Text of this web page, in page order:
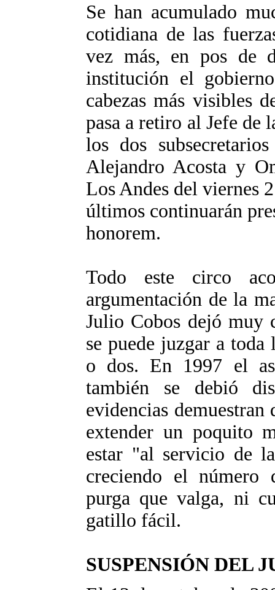
Se han acumulado
cotidiana de las
vez más, en pos de
institución el
cabezas más visibles
pasa a retiro al Jefe de
los dos
Alejandro Acosta y
Los Andes del viernes
últimos continuarán
honorem.
Todo este circo
argumentación de la
Julio Cobos dejó muy
se puede juzgar a
o dos. En 1997 el
también se debió
evidencias
extender un poquito
estar "al servicio de
creciendo el número
purga que valga, ni
gatillo fácil.
SUSPENSIÓN DEL